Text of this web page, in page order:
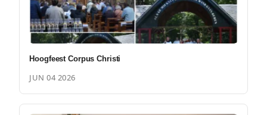
Hoogfeest Corpus Christi
JUN 04 2026